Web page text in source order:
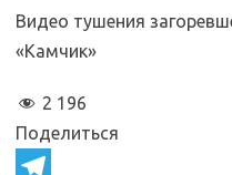
Видео тушения
«Камчик»
2 196
Поделиться